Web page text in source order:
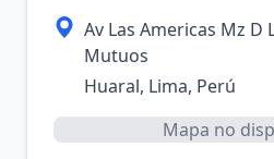
Av Las Americas Mz D
Mutuos
Huaral, Lima, Perú
Mapa no